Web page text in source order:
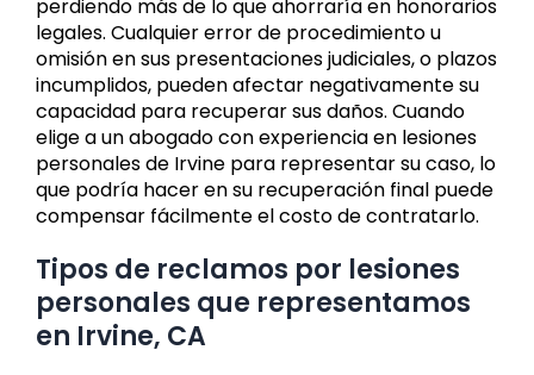
perdiendo más de lo que ahorraría en honorarios
legales. Cualquier error de procedimiento u
omisión en sus presentaciones judiciales, o plazos
incumplidos, pueden afectar negativamente su
capacidad para recuperar sus daños. Cuando
elige a un abogado con experiencia en lesiones
personales de Irvine para representar su caso, lo
que podría hacer en su recuperación final puede
compensar fácilmente el costo de contratarlo.
Tipos de reclamos por lesiones
personales que representamos
en Irvine, CA